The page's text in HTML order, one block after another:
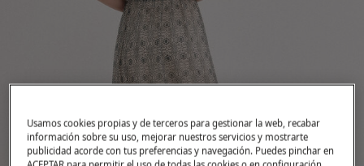
Usamos cookies propias y de terceros para gestionar la web, recabar
información sobre su uso, mejorar nuestros servicios y mostrarte
publicidad acorde con tus preferencias y navegación. Puedes pinchar en